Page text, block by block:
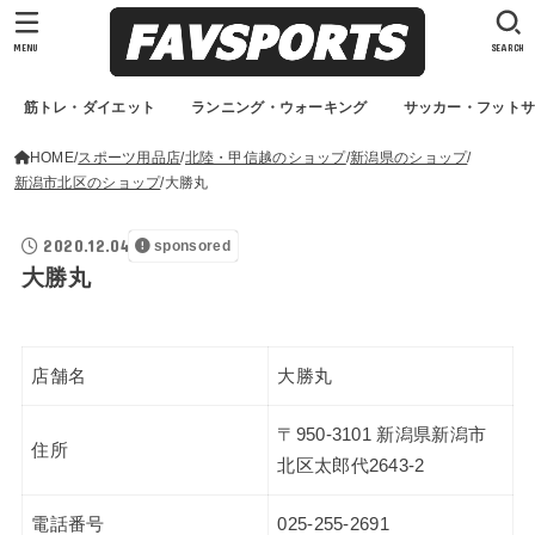
筋トレ・ダイエット ランニング・ウォーキング サッカー・フット
SEARCH
MENU
HOME スポーツ用品店 北陸・甲信越のショップ 新潟県のショップ
新潟市北区のショップ 大勝丸
2020.12.04 sponsored
大勝丸
店舗名 大勝丸
住所
〒950-3101 新潟県新潟市
北区太郎代2643-2
電話番号 025-255-2691